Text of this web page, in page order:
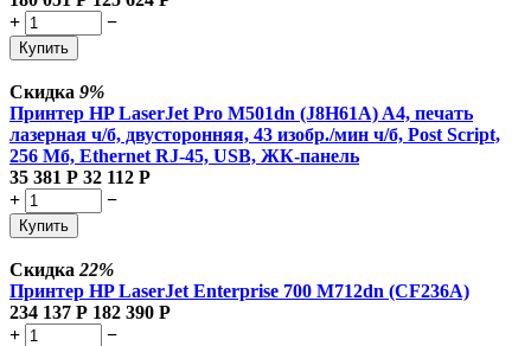
+
−
Купить
Скидка 9%
Принтер HP LaserJet Pro M501dn (J8H61A) A4, печать
лазерная ч/б, двусторонняя, 43 изобр./мин ч/б, Post Script,
256 Мб, Ethernet RJ-45, USB, ЖК-панель
35 381 Р 32 112 Р
+
−
Купить
Скидка 22%
Принтер HP LaserJet Enterprise 700 M712dn (CF236A)
234 137 Р 182 390 Р
+
−